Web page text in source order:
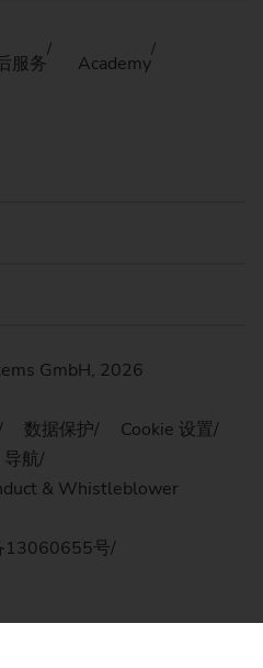
服务
Academy
GmbH, 2026
数据保护
Cookie 设置
导航
& Whistleblower
13060655号